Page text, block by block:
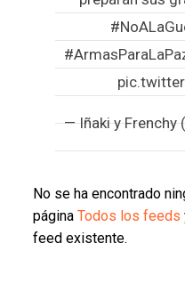
— Iñaki y Frenchy
No se ha encontrado
página Todos los feeds
feed existente.